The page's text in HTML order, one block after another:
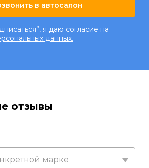
в автосалон
я даю согласие на
данных.
отзывы
марке